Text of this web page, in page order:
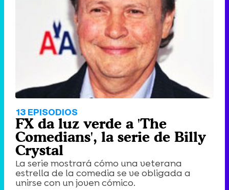
13 EPISODIOS
FX da luz verde a 'The
Comedians', la serie de Billy
Crystal
La serie mostrará cómo una veterana
estrella de la comedia se ve obligada a
unirse con un joven cómico.